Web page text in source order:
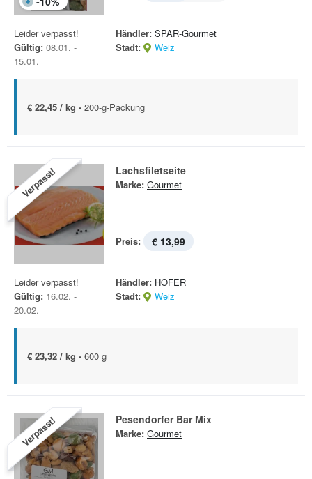
Leider verpasst!
Gültig: 08.01. -
15.01.
Händler: SPAR-Gourmet
Stadt:
Weiz
€ 22,45 / kg - 200-g-Packung
Verpasst! Lachsfiletseite
Marke: Gourmet
Preis: € 13,99
Leider verpasst!
Gültig: 16.02. -
20.02.
Händler: HOFER
Stadt:
Weiz
€ 23,32 / kg - 600 g
Verpasst! Pesendorfer Bar Mix
Marke: Gourmet